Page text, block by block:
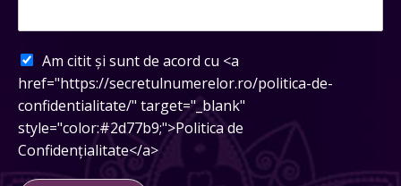
Am citit și sunt de acord cu <a
href="https://secretulnumerelor.ro/politica-de-
confidentialitate/" target="_blank"
style="color:#2d77b9;">Politica de
Confidențialitate</a>